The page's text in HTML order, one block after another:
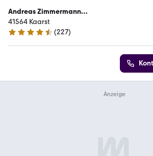
Andreas Zimmermann
Kraftfahrzeughandelsgesellschaft mbH
41564 Kaarst
4.4 Sterne
(227)